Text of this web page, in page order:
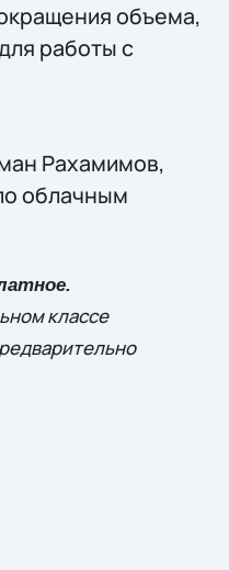
объема,
работы с
Рахамимов,
облачным
классе